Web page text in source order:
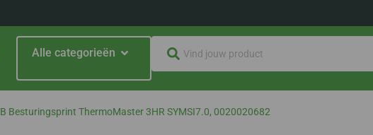
Alle categorieën
Besturingsprint ThermoMaster 3HR SYMSI7.0, 0020020682